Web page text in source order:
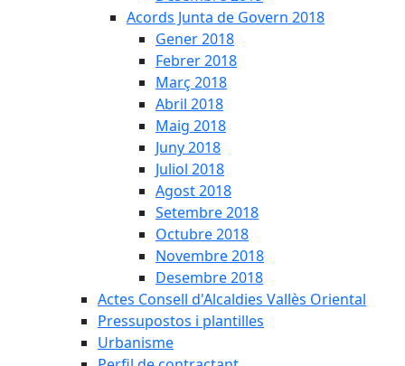
Acords Junta de Govern 2018
Gener 2018
Febrer 2018
Març 2018
Abril 2018
Maig 2018
Juny 2018
Juliol 2018
Agost 2018
Setembre 2018
Octubre 2018
Novembre 2018
Desembre 2018
Actes Consell d'Alcaldies Vallès Oriental
Pressupostos i plantilles
Urbanisme